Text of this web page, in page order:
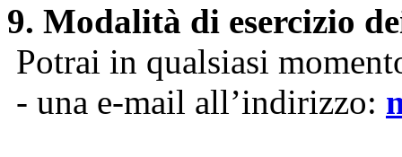
9. Modalità di esercizio
Potrai in qualsiasi
- una e-mail all’indirizzo: